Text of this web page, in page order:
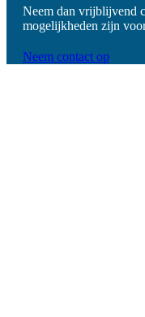
Neem dan vrijblijvend
mogelijkheden zijn
Neem contact op